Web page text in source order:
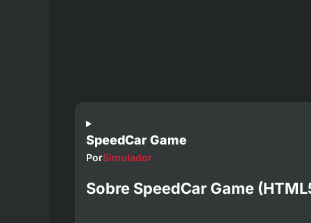
SpeedCar Game
PorSimulador
Sobre SpeedCar Game